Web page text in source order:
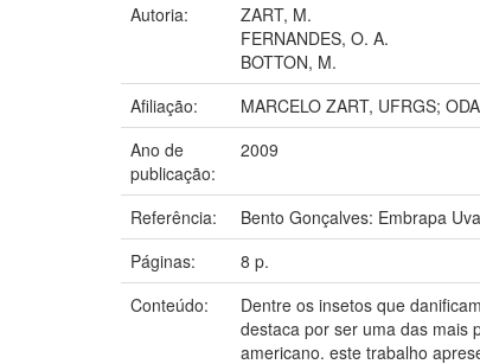
Autoria:
ZART, M.
FERNANDES, O. A.
BOTTON, M.
Afiliação:
MARCELO ZART, UFRGS;
Ano de
publicação:
2009
Referência:
Bento Gonçalves: Embrapa
Páginas:
8 p.
Conteúdo:
Dentre os insetos que
destaca por ser uma das mais
americano. este trabalho